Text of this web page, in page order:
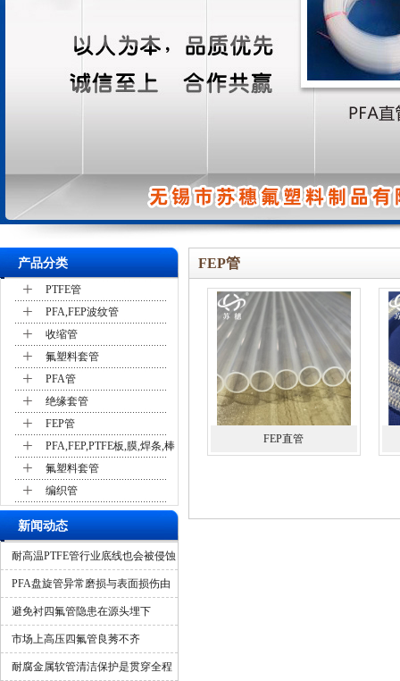
产品分类
+ PTFE管
+ PFA,FEP波纹管
+ 收缩管
+ 氟塑料套管
+ PFA管
+ 绝缘套管
+ FEP管
+ PFA,FEP,PTFE板,膜,焊条,棒
+ 氟塑料套管
+ 编织管
新闻动态
耐高温PTFE管行业底线也会被侵蚀
吗？
PFA盘旋管异常磨损与表面损伤由
什么造成？
避免衬四氟管隐患在源头埋下
市场上高压四氟管良莠不齐
耐腐金属软管清洁保护是贯穿全程
FEP管
FEP直管